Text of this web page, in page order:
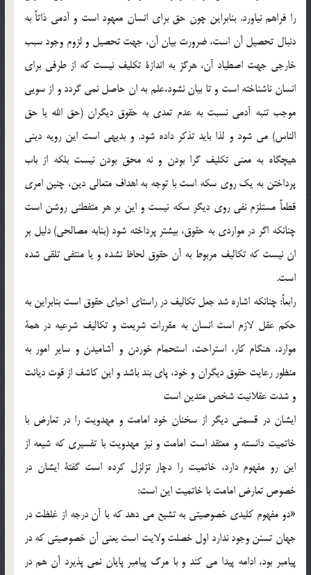
را فراهم نياورد. بنابراين چون حق براي انسان معهود است و آدمي ذاتاً به
دنبال تحصيل آن است، ضرورت بيان آن، جهت تحصيل و لزوم وجود سبب
خارجي جهت اصطياد آن، هرگز به اندازة تكليف نيست كه از طرفي براي
انسان ناشناخته است و تا بيان نشود،علم به ان حاصل نمي گردد و از سويي
موجب تنبه آدمي نسبت به عدم تعدي به حقوق ديگران (حق الله يا حق
الناس) مي شود و لذا بايد تذكر داده شود. و بديهي است اين رويه ديني
هيچگاه به معني تكليف گرا بودن و نه محق بودن نيست بلكه از باب
پرداختن به يك روي سكه است با توجه به اهداف متعالي دين، چنين امري
قطعاً مستلزم نفي روي ديگر سكه نيست و اين بر هر متفطني روشن است
چنانكه اگر در مواردي به حقوق، بيشتر پرداخته شود (بنابه مصالحي) دليل بر
ان نيست كه تكاليف مربوط به آن حقوق لحاظ نشده و يا منتفي تلقي شده
است.
رابعاً: چنانكه اشاره شد جعل تكاليف در راستاي احياي حقوق است بنابراين به
حكم عقل لازم است انسان به مقررات شريعت و تكاليف شرعيه در همة
موارد، هنگام كار، استراحت، استحمام خوردن و آشاميدن و ساير امور به
منظور رعايت حقوق ديگران و خود، پاي بند باشد و اين كاشف از قوت ديانت
و شدت عقلانيت شخص متدين است
ايشان در قسمتي ديگر از سخنان خود امامت و مهدويت را در تعارض با
خاتميت دانسته و معتقد است امامت و نيز مهدويت با تفسيري كه شيعه از
اين رو مفهوم دارد، خاتميت را دچار تزلزل كرده است گفتة ايشان در
خصوص تعارض امامت با خاتميت اين است:
«دو مفهوم كليدي خصوصيتي به تشيع مي دهد كه با آن درجه از غلظت در
جهان تسنن وجود ندارد اول خصلت ولايت است يعني آن خصوصيتي كه در
پيامبر بود، ادامه پيدا مي كند و با مرگ پيامبر پايان نمي پذيرد آن هم در